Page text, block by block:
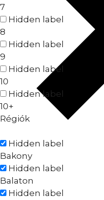
7
Hidden label
8
Hidden label
9
Hidden label
10
Hidden label
10+
Régiók
Hidden label
Bakony
Hidden label
Balaton
Hidden label